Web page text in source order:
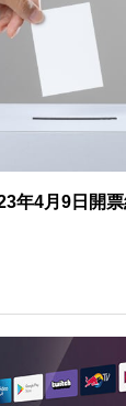
年4月9日開